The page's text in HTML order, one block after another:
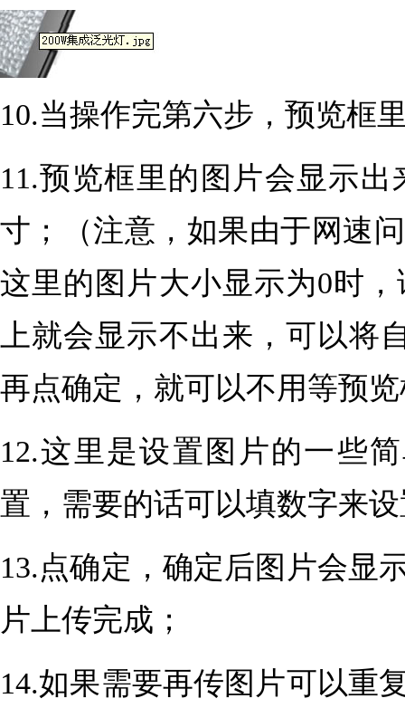
10.当操作完第六步，预览框
11.预览框里的图片会显示
寸；（注意，如果由于网速
这里的图片大小显示为0时
上就会显示不出来，可以将
再点确定，就可以不用等预
12.这里是设置图片的一些
置，需要的话可以填数字来
13.点确定，确定后图片会显
片上传完成；
14.如果需要再传图片可以重